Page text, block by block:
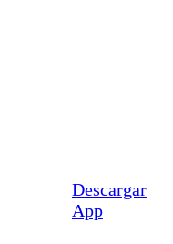
Descargar
App